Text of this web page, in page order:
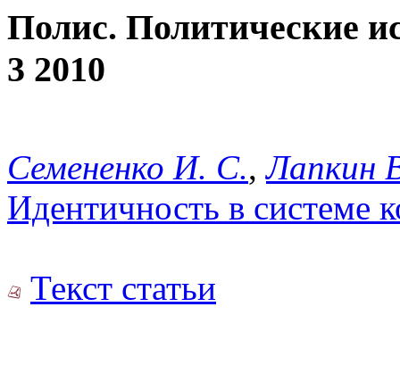
Полис. Политические
3 2010
Семененко И. С.,Лапкин
Идентичность в системе
Текст статьи